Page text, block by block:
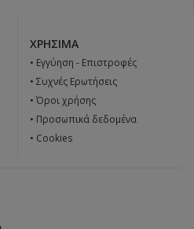
ΧΡΉΣΙΜΑ
• Εγγύηση - Επιστροφές
• Συχνές Ερωτήσεις
• Όροι χρήσης
• Προσωπικά δεδομένα
• Cookies